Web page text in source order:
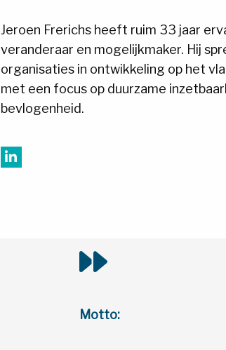
Jeroen Frerichs heeft ruim 33 jaar
veranderaar en mogelijkmaker. Hij
organisaties in ontwikkeling op het
met een focus op duurzame
bevlogenheid.
Bezoek
Motto: